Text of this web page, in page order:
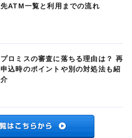
先ATM一覧と利用までの流れ
プロミスの審査に落ちる理由は？ 再
申込時のポイントや別の対処法も紹
介